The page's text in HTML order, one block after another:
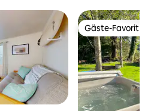
Gäste-Favorit
Gäste-Favorit